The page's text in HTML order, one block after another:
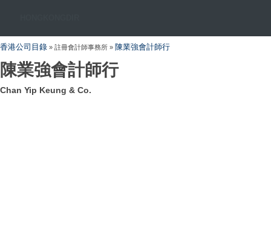
香港公司目錄 » 註冊會計師事務所 » 陳業強會計師行
陳業強會計師行
Chan Yip Keung & Co.